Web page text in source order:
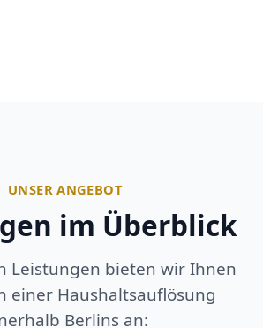
UNSER ANGEBOT
im Überblick
Leistungen bieten wir Ihnen
einer Haushaltsauflösung
Berlins an: